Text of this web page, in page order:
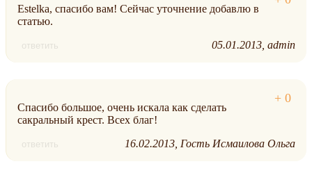
Estelka, спасибо вам! Сейчас уточнение добавлю в
статью.
ответить 05.01.2013 admin
Спасибо большое, очень искала как сделать
сакральный крест. Всех благ!
ответить 16.02.2013 Гость Исмаилова Ольга